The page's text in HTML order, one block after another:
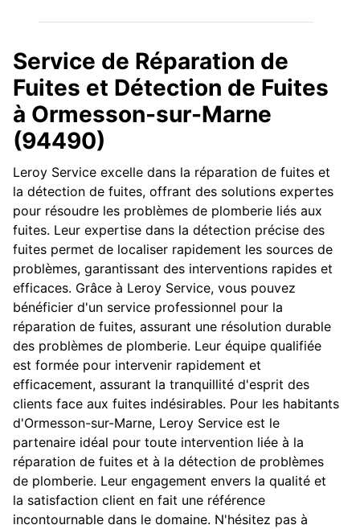
Service de Réparation de
Fuites et Détection de Fuites
à Ormesson-sur-Marne
(94490)
Leroy Service excelle dans la réparation de fuites et
la détection de fuites, offrant des solutions expertes
pour résoudre les problèmes de plomberie liés aux
fuites. Leur expertise dans la détection précise des
fuites permet de localiser rapidement les sources de
problèmes, garantissant des interventions rapides et
efficaces. Grâce à Leroy Service, vous pouvez
bénéficier d'un service professionnel pour la
réparation de fuites, assurant une résolution durable
des problèmes de plomberie. Leur équipe qualifiée
est formée pour intervenir rapidement et
efficacement, assurant la tranquillité d'esprit des
clients face aux fuites indésirables. Pour les habitants
d'Ormesson-sur-Marne, Leroy Service est le
partenaire idéal pour toute intervention liée à la
réparation de fuites et à la détection de problèmes
de plomberie. Leur engagement envers la qualité et
la satisfaction client en fait une référence
incontournable dans le domaine. N'hésitez pas à